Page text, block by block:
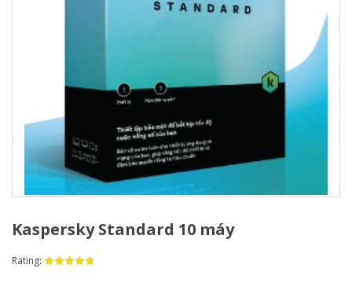
Kaspersky Standard 10 máy
Rating: